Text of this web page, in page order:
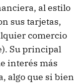
al estilo
sus tarjetas,
comercio
Su principal
interés más
algo que si bien